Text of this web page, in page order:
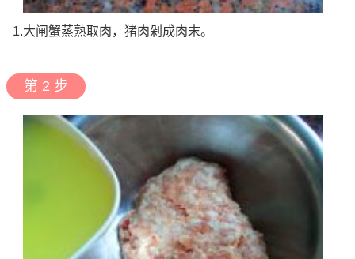
1.大闸蟹蒸熟取肉，猪肉剁成肉末。
第 2 步